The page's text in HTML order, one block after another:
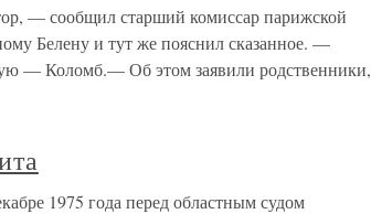
— сообщил старший комиссар парижской
Белену и тут же пояснил сказанное. —
— Коломб.— Об этом заявили родственники,
1975 года перед областным судом